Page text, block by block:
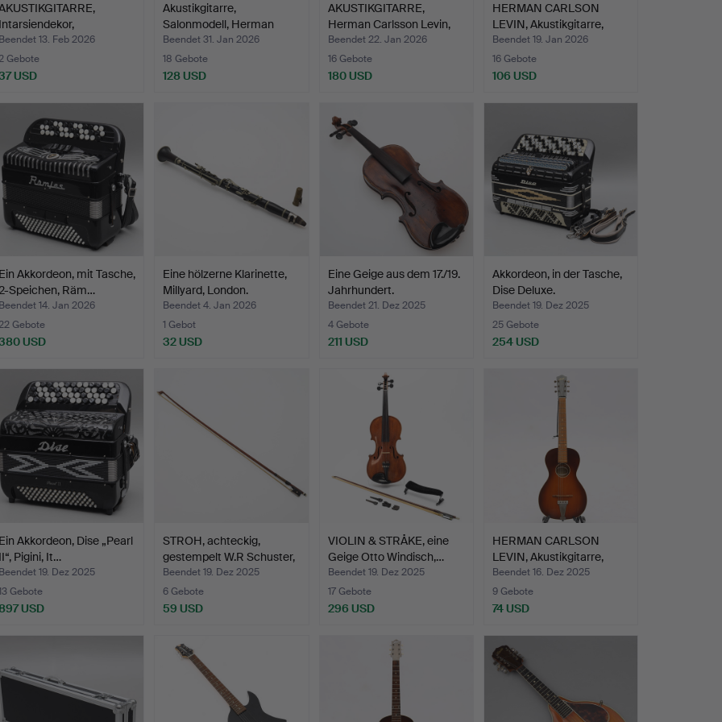
Intarsiendekor,
Seriennumm…
Beendet 13. Feb 2026
Gebote
USD
Akustikgitarre,
Salonmodell, Herman
Carlso…
Beendet 31. Jan 2026
18 Gebote
128 USD
AKUSTIKGITARRE,
Herman Carlsson Levin,
194…
Beendet 22. Jan 2026
16 Gebote
180 USD
HERMAN CARLSON
LEVIN, Akustikgitarre,
Seri…
Beendet 19. Jan 2026
16 Gebote
106 USD
Ein Akkordeon, mit Tasche,
Speichen, Räm…
Beendet 14. Jan 2026
Gebote
USD
Eine hölzerne Klarinette,
Millyard, London.
Beendet 4. Jan 2026
1 Gebot
32 USD
Eine Geige aus dem 17./19.
Jahrhundert.
Beendet 21. Dez 2025
4 Gebote
211 USD
Akkordeon, in der Tasche,
Dise Deluxe.
Beendet 19. Dez 2025
25 Gebote
254 USD
Ein Akkordeon, Dise „Pearl
II“, Pigini, It…
Beendet 19. Dez 2025
Gebote
USD
STROH, achteckig,
gestempelt W.R Schuster,
…
Beendet 19. Dez 2025
6 Gebote
59 USD
VIOLIN & STRÅKE, eine
Geige Otto Windisch,…
Beendet 19. Dez 2025
17 Gebote
296 USD
HERMAN CARLSON
LEVIN, Akustikgitarre,
Seri…
Beendet 16. Dez 2025
9 Gebote
74 USD